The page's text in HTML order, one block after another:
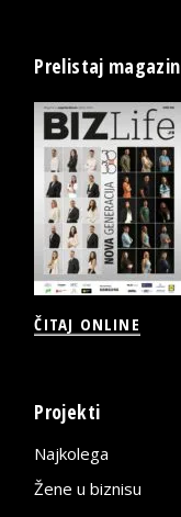
Prelistaj magazin
ČITAJ ONLINE
Projekti
Najkolega
Žene u biznisu